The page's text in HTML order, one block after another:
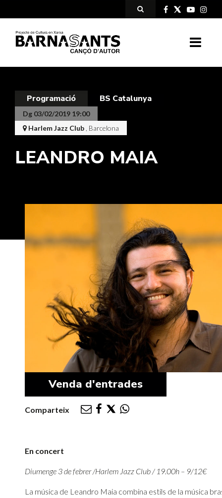
Programació BS Catalunya
Dg 03/02/2019 19:00
Harlem Jazz Club , Barcelona
LEANDRO MAIA
Venda d'entrades
Comparteix
En concert
Diumenge 3 de febrer /Harlem Jazz Club / 19.00h – 9/12€
La música de Leandro Maia combina estils de la música